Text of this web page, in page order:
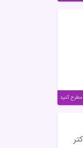
کنید